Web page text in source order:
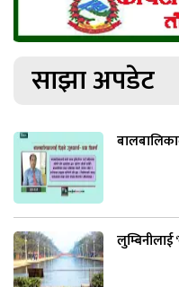
साझा अपडेट
लुम्बिनीलाई